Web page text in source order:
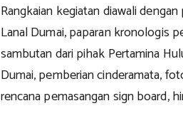
Rangkaian kegiatan diawali
Lanal Dumai, paparan kronologis
sambutan dari pihak Pertamina
Dumai, pemberian cinderamata,
rencana pemasangan sign board,